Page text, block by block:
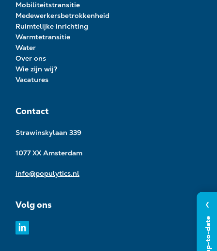
Mobiliteitstransitie
Medewerkersbetrokkenheid
Ruimtelijke inrichting
Warmtetransitie
Water
Over ons
Wie zijn wij?
Vacatures
Contact
Strawinskylaan 339
1077 XX Amsterdam
info@populytics.nl
Volg ons